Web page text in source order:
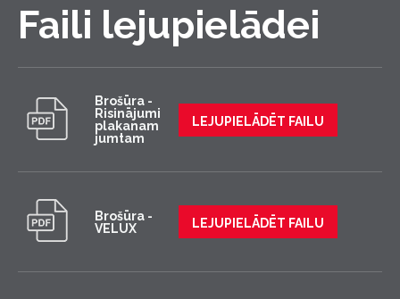
Faili lejupielādei
Brošūra -
Risinājumi
plakanam
jumtam
LEJUPIELĀDĒT FAILU
Brošūra -
VELUX
LEJUPIELĀDĒT FAILU